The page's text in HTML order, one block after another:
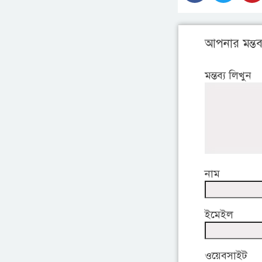
আপনার
মন্তব্য লিখুন
নাম
ইমেইল
ওয়েবসাইট